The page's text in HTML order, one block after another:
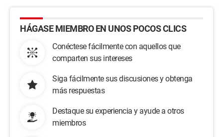
HÁGASE MIEMBRO EN UNOS POCOS CLICS
Conéctese fácilmente con aquellos que
comparten sus intereses
Siga fácilmente sus discusiones y obtenga
más respuestas
Destaque su experiencia y ayude a otros
miembros